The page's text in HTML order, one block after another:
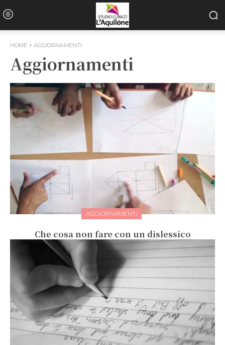
HOME AGGIORNAMENTI
Aggiornamenti
AGGIORNAMENTI
Che cosa non fare con un dislessico